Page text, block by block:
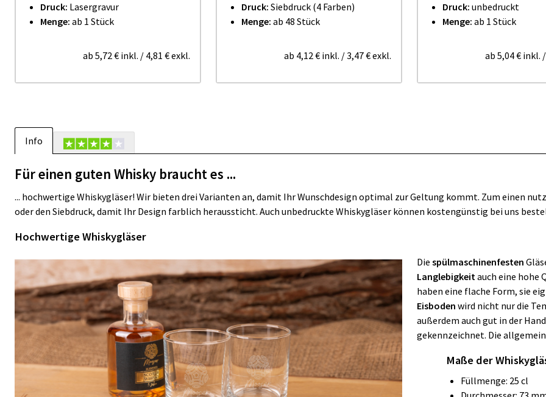
Druck: Lasergravur
Menge: ab 1 Stück
ab 5,72 € inkl. / 4,81 €exkl.
Druck: Siebdruck (4 Farben)
Menge: ab 48 Stück
ab 4,12 € inkl. /3,47 €exkl.
Druck: unbedruckt
Menge: ab 1 Stück
ab 5,04 € inkl.
Info
Für einen guten Whisky braucht es ...
... hochwertige Whiskygläser! Wir bieten drei Varianten an, damit Ihr Wunschdesign optimal zur Geltung kommt. Zum einen
oder den Siebdruck, damit Ihr Design farblich heraussticht. Auch unbedruckte Whiskygläser können kostengünstig bei uns
Hochwertige Whiskygläser
Die spülmaschinenfesten
Langlebigkeitauch eine hohe
haben eine flache Form, sie
Eisboden wird nicht nur die
außerdem auch gut in der
gekennzeichnet. Die
Maße der
Füllmenge: 25 cl